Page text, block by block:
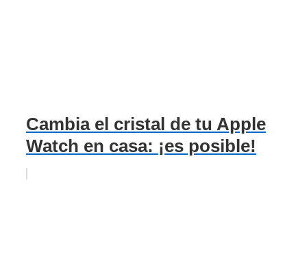
Cambia el cristal de tu Apple
Watch en casa: ¡es posible!